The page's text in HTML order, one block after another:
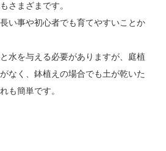
さまざまです。
い事や初心者でも育てやすいことか
水を与える必要がありますが、庭植
なく、鉢植えの場合でも土が乾いた
も簡単です。